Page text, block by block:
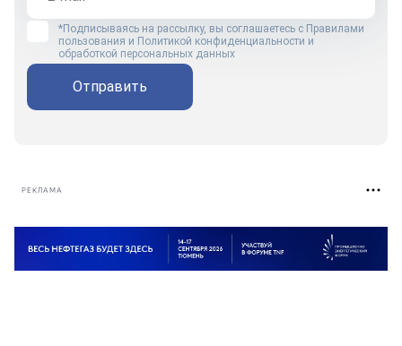
*Подписываясь на рассылку, вы соглашаетесь с Правилами
пользования и Политикой конфиденциальности и
обработкой персональных данных
Отправить
РЕКЛАМА